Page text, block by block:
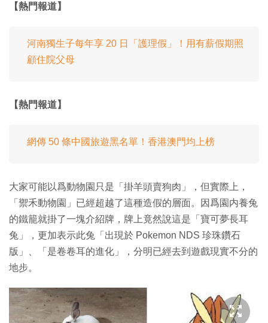
【熱門報道】
河南獨生子每年享 20 日「護理假」！用有薪假期照
顧住院父母
【熱門報道】
網傳 50 條中國旅遊黑名單！香港澳門均上榜
大家可能以爲動物園只是「掛羊頭賣狗肉」，但實際上，
「禦禾動物園」已經超越了這種造假的層面。因爲園内養兔
的鐵籠就掛了一塊介紹牌，牌上竟然說這是「寶可夢長耳
兔」，更加表示此兔「出現於 Pokemon NDS 珍珠鑽石
版」、「是卷卷耳的進化」，分明已經去到遊戲現實不分的
地步。